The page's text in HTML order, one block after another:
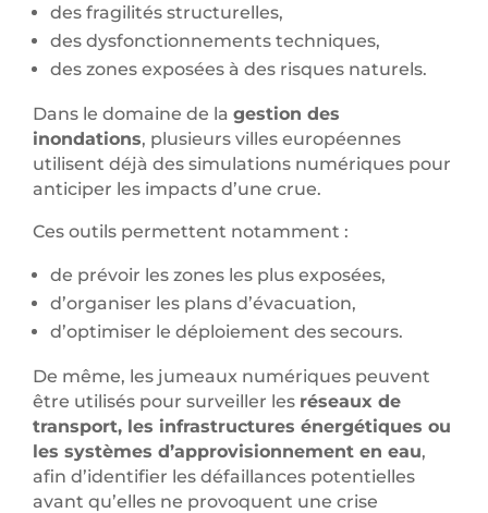
des fragilités structurelles,
des dysfonctionnements techniques,
des zones exposées à des risques naturels.
Dans le domaine de la gestion des
inondations, plusieurs villes européennes
utilisent déjà des simulations numériques pour
anticiper les impacts d’une crue.
Ces outils permettent notamment :
de prévoir les zones les plus exposées,
d’organiser les plans d’évacuation,
d’optimiser le déploiement des secours.
De même, les jumeaux numériques peuvent
être utilisés pour surveiller les réseaux de
transport, les infrastructures énergétiques ou
les systèmes d’approvisionnement en eau,
afin d’identifier les défaillances potentielles
avant qu’elles ne provoquent une crise